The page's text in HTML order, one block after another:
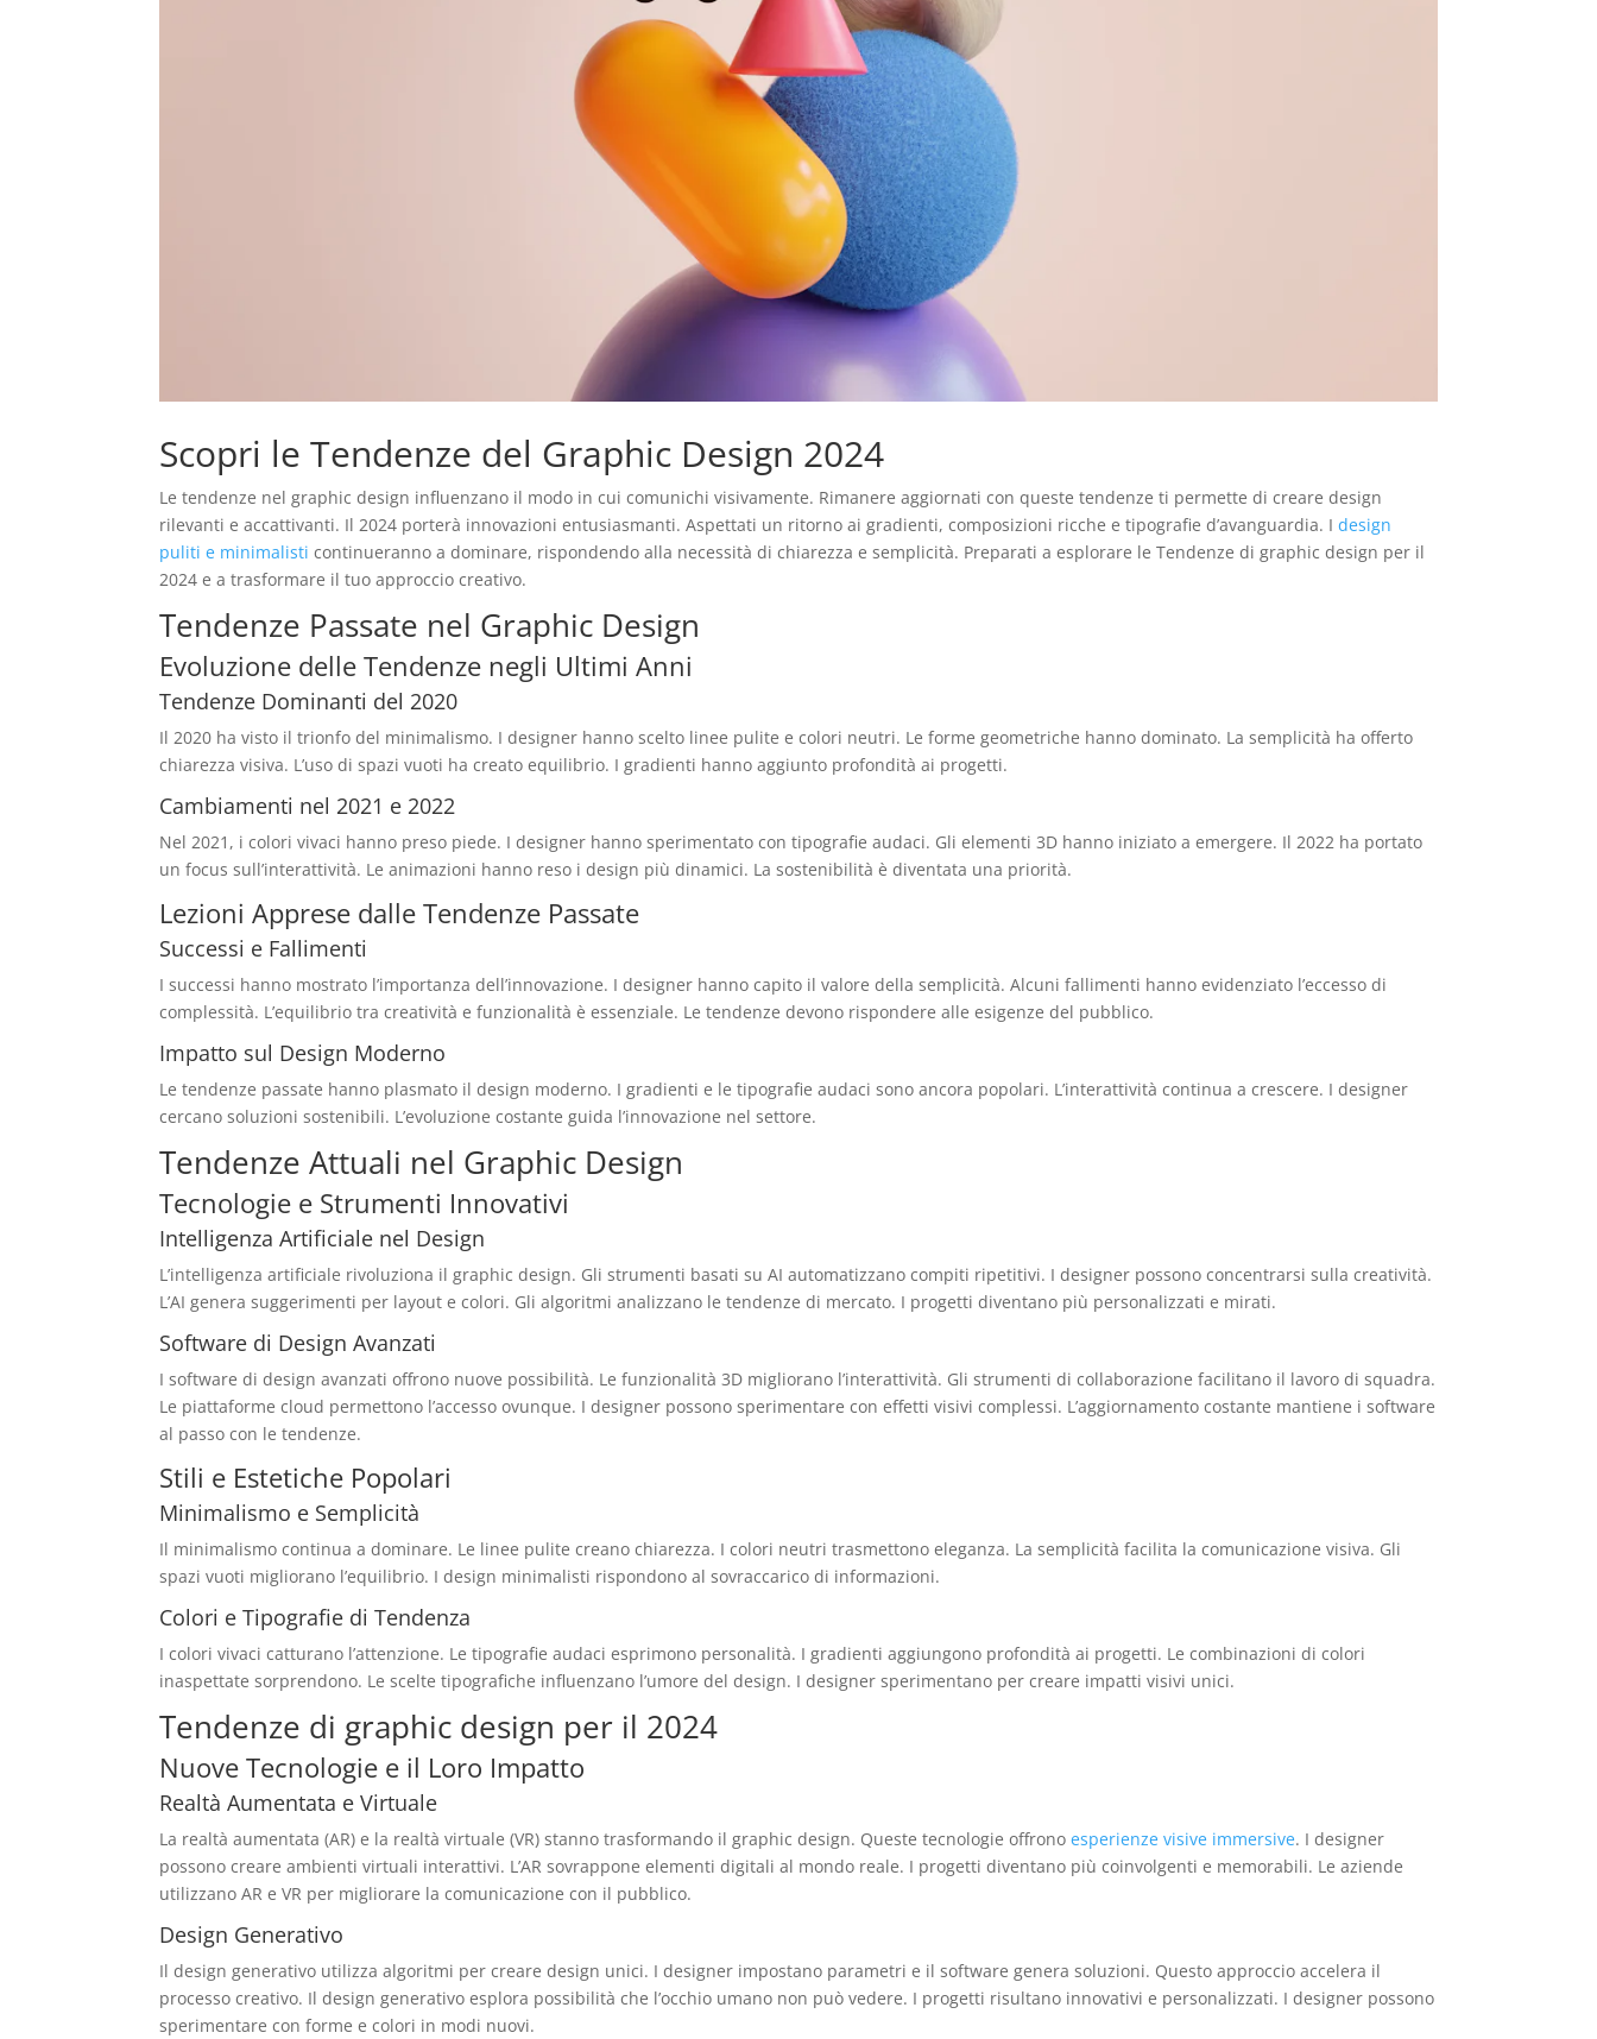
Scopri le Tendenze del Graphic Design 2024
Le tendenze nel graphic design influenzano il modo in cui comunichi visivamente. Rimanere aggiornati con queste tendenze ti permette di creare design
rilevanti e accattivanti. Il 2024 porterà innovazioni entusiasmanti. Aspettati un ritorno ai gradienti, composizioni ricche e tipografie d’avanguardia. Idesign
puliti e minimalisti continueranno a dominare, rispondendo alla necessità di chiarezza e semplicità. Preparati a esplorare le Tendenze di graphic design per il
2024 e a trasformare il tuo approccio creativo.
Tendenze Passate nel Graphic Design
Evoluzione delle Tendenze negli Ultimi Anni
Tendenze Dominanti del 2020
Il 2020 ha visto il trionfo del minimalismo. I designer hanno scelto linee pulite e colori neutri. Le forme geometriche hanno dominato. La semplicità ha offerto
chiarezza visiva. L’uso di spazi vuoti ha creato equilibrio. I gradienti hanno aggiunto profondità ai progetti.
Cambiamenti nel 2021 e 2022
Nel 2021, i colori vivaci hanno preso piede. I designer hanno sperimentato con tipografie audaci. Gli elementi 3D hanno iniziato a emergere. Il 2022 ha portato
un focus sull’interattività. Le animazioni hanno reso i design più dinamici. La sostenibilità è diventata una priorità.
Lezioni Apprese dalle Tendenze Passate
Successi e Fallimenti
I successi hanno mostrato l’importanza dell’innovazione. I designer hanno capito il valore della semplicità. Alcuni fallimenti hanno evidenziato l’eccesso di
complessità. L’equilibrio tra creatività e funzionalità è essenziale. Le tendenze devono rispondere alle esigenze del pubblico.
Impatto sul Design Moderno
Le tendenze passate hanno plasmato il design moderno. I gradienti e le tipografie audaci sono ancora popolari. L’interattività continua a crescere. I designer
cercano soluzioni sostenibili. L’evoluzione costante guida l’innovazione nel settore.
Tendenze Attuali nel Graphic Design
Tecnologie e Strumenti Innovativi
Intelligenza Artificiale nel Design
L’intelligenza artificiale rivoluziona il graphic design. Gli strumenti basati su AI automatizzano compiti ripetitivi. I designer possono concentrarsi sulla creatività.
L’AI genera suggerimenti per layout e colori. Gli algoritmi analizzano le tendenze di mercato. I progetti diventano più personalizzati e mirati.
Software di Design Avanzati
I software di design avanzati offrono nuove possibilità. Le funzionalità 3D migliorano l’interattività. Gli strumenti di collaborazione facilitano il lavoro di squadra.
Le piattaforme cloud permettono l’accesso ovunque. I designer possono sperimentare con effetti visivi complessi. L’aggiornamento costante mantiene i software
al passo con le tendenze.
Stili e Estetiche Popolari
Minimalismo e Semplicità
Il minimalismo continua a dominare. Le linee pulite creano chiarezza. I colori neutri trasmettono eleganza. La semplicità facilita la comunicazione visiva. Gli
spazi vuoti migliorano l’equilibrio. I design minimalisti rispondono al sovraccarico di informazioni.
Colori e Tipografie di Tendenza
I colori vivaci catturano l’attenzione. Le tipografie audaci esprimono personalità. I gradienti aggiungono profondità ai progetti. Le combinazioni di colori
inaspettate sorprendono. Le scelte tipografiche influenzano l’umore del design. I designer sperimentano per creare impatti visivi unici.
Tendenze di graphic design per il 2024
Nuove Tecnologie e il Loro Impatto
Realtà Aumentata e Virtuale
La realtà aumentata (AR) e la realtà virtuale (VR) stanno trasformando il graphic design. Queste tecnologie offronoesperienze visive immersive. I designer
possono creare ambienti virtuali interattivi. L’AR sovrappone elementi digitali al mondo reale. I progetti diventano più coinvolgenti e memorabili. Le aziende
utilizzano AR e VR per migliorare la comunicazione con il pubblico.
Design Generativo
Il design generativo utilizza algoritmi per creare design unici. I designer impostano parametri e il software genera soluzioni. Questo approccio accelera il
processo creativo. Il design generativo esplora possibilità che l’occhio umano non può vedere. I progetti risultano innovativi e personalizzati. I designer possono
sperimentare con forme e colori in modi nuovi.